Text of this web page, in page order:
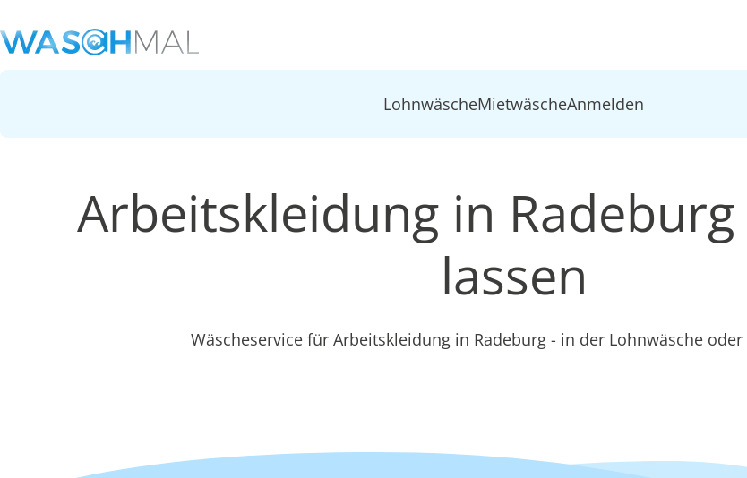
LohnwäscheMietwäscheAnmelden
Arbeitskleidung in Radeburg
lassen
Wäscheservice für Arbeitskleidung in Radeburg - in der Lohnwäsche